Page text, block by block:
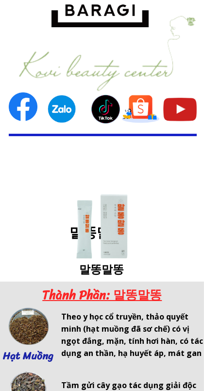
말똥말똥
말똥말똥
Thành Phần: 말똥말똥
Hạt Muồng
Theo y học cổ truyền, thảo quyết
minh (hạt muồng đã sơ chế) có vị
ngọt đắng, mặn, tính hơi hàn, có tác
dụng an thần, hạ huyết áp, mát gan
Tầm gửi cây gạo tác dụng giải độc